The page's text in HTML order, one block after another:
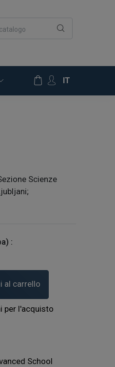
IT
Scienze
:
al carrello
per l'acquisto
School